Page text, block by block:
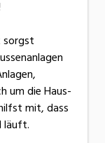
sorgst
um die Haus-
mit, dass
läuft.